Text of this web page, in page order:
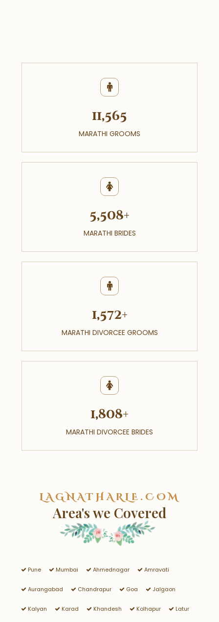
11,565
MARATHI GROOMS
5,508+
MARATHI BRIDES
1,572+
MARATHI DIVORCEE GROOMS
1,808+
MARATHI DIVORCEE BRIDES
LAGNATHARLE.COM
Area's we Covered
Pune Mumbai Ahmednagar Amravati
Aurangabad Chandrapur Goa Jalgaon
Kalyan Karad Khandesh Kolhapur Latur